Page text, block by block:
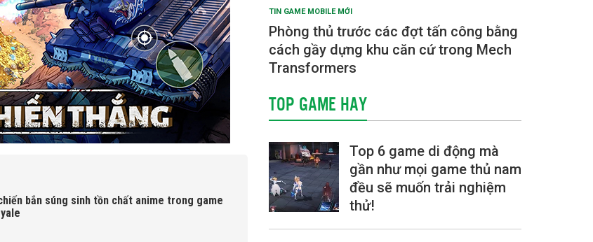
bắn súng sinh tồn chất anime trong game
TIN GAME MOBILE MỚI
Phòng thủ trước các đợt tấn công bằng
cách gầy dựng khu căn cứ trong Mech
Transformers
TOP GAME HAY
Top 6 game di động mà
gần như mọi game thủ nam
đều sẽ muốn trải nghiệm
thử!